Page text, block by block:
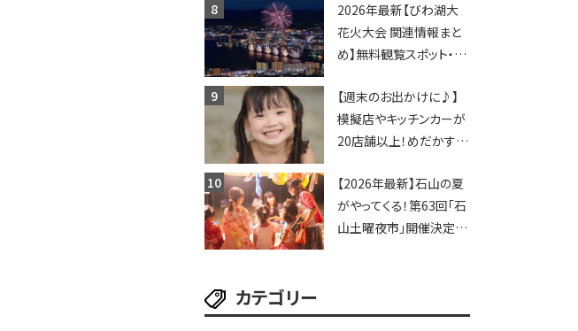
日】
2026年最新【びわ湖大
花火大会 関連情報まと
め】無料観覧スポット・同
ップ・交通規制に近隣施
設の駐車場情報なども
要チェック★
【週末のお出かけに♪】
模擬店やキッチンカーが
20店舗以上！めだかすく
ソングライターによるライ
ブなど。【和邇ふれあい夏
祭り】
【2026年最新】石山の夏
がやってくる！第63回「石
山土曜夜市」開催決定！
カテゴリー